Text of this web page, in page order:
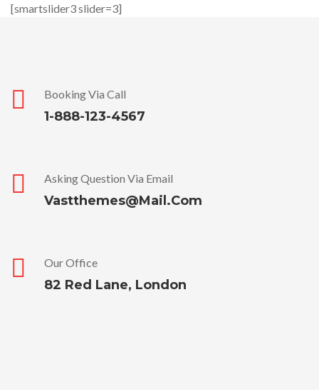
[smartslider3 slider=3]
Booking Via Call
1-888-123-4567
Asking Question Via Email
Vastthemes@mail.com
Our Office
82 Red Lane, London